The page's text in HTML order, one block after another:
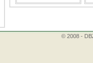
© 2008 -